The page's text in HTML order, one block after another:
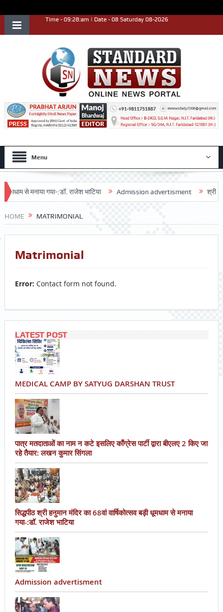
Time - 09:28:am | Date - 08 Saturday 08-2026
Menu
से मनाया गया-:डॉ. राजेश भाटिया Admission advertisment श्री
HOME MATRIMONIAL
Matrimonial
Error: Contact form not found.
LATEST POST
MEDICAL CAMP BY SATYUG DARSHAN TRUST
पात्र मतदाताओं का नाम न कटे इसलिए काँग्रेस पार्टी द्वारा बीएलए 2 किए जा
रहे तैयार: लखन कुमार सिंगला
सिद्धपीठ श्री हनुमान मंदिर का 68वां वार्षिकोत्सव बड़ी धूमधाम से मनाया
गया-:डॉ. राजेश भाटिया
Admission advertisment